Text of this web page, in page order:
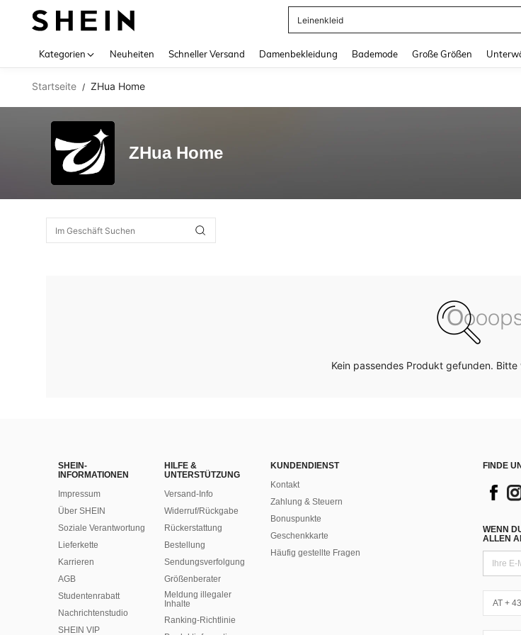
Leinenkleid
Kategorien Neuheiten Schneller Versand Damenbekleidung Bademode Große Größen
Startseite / ZHua Home
ZHua Home
Kein passendes Produkt gefunden.
SHEIN-
INFORMATIONEN
Impressum
Über SHEIN
Soziale Verantwortung
Lieferkette
Karrieren
AGB
Studentenrabatt
Nachrichtenstudio
SHEIN VIP
HILFE &
UNTERSTÜTZUNG
Versand-Info
Widerruf/Rückgabe
Rückerstattung
Bestellung
Sendungsverfolgung
Größenberater
Meldung illegaler
Inhalte
Ranking-Richtlinie
KUNDENDIENST
Kontakt
Zahlung & Steuern
Bonuspunkte
Geschenkkarte
Häufig gestellte Fragen
FINDE
WENN
ALLEN
AT + 43